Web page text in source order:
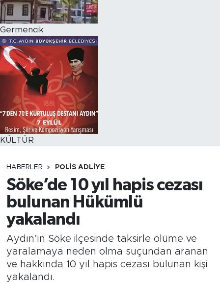
Germencik
KÜLTÜR
HABERLER POLİS ADLİYE
Söke’de 10 yıl hapis cezası
bulunan Hükümlü
yakalandı
Aydın’ın Söke ilçesinde taksirle ölüme ve
yaralamaya neden olma suçundan aranan
ve hakkında 10 yıl hapis cezası bulunan kişi
yakalandı.